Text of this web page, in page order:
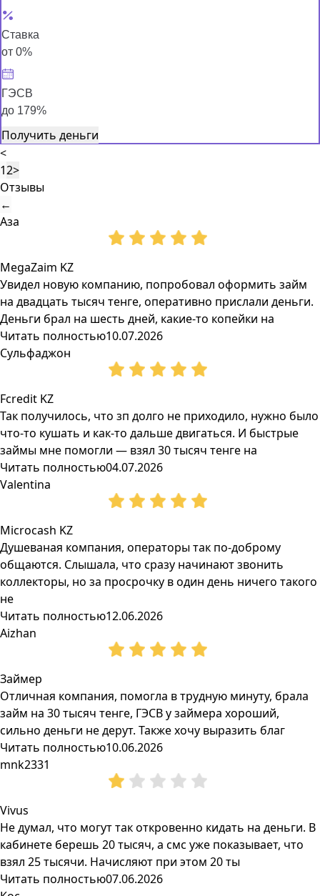
Ставка
от 0%
ГЭСВ
до 179%
Получить деньги
<
12>
Отзывы
←
Аза
MegaZaim KZ
Увидел новую компанию, попробовал оформить займ
на двадцать тысяч тенге, оперативно прислали деньги.
Деньги брал на шесть дней, какие-то копейки на
Читать полностью10.07.2026
Сульфаджон
Fcredit KZ
Так получилось, что зп долго не приходило, нужно было
что-то кушать и как-то дальше двигаться. И быстрые
займы мне помогли — взял 30 тысяч тенге на
Читать полностью04.07.2026
Valentina
Microcash KZ
Душеваная компания, операторы так по-доброму
общаются. Слышала, что сразу начинают звонить
коллекторы, но за просрочку в один день ничего такого
не
Читать полностью12.06.2026
Aizhan
Займер
Отличная компания, помогла в трудную минуту, брала
займ на 30 тысяч тенге, ГЭСВ у займера хороший,
сильно деньги не дерут. Также хочу выразить благ
Читать полностью10.06.2026
mnk2331
Vivus
Не думал, что могут так откровенно кидать на деньги. В
кабинете берешь 20 тысяч, а смс уже показывает, что
взял 25 тысячи. Начисляют при этом 20 ты
Читать полностью07.06.2026